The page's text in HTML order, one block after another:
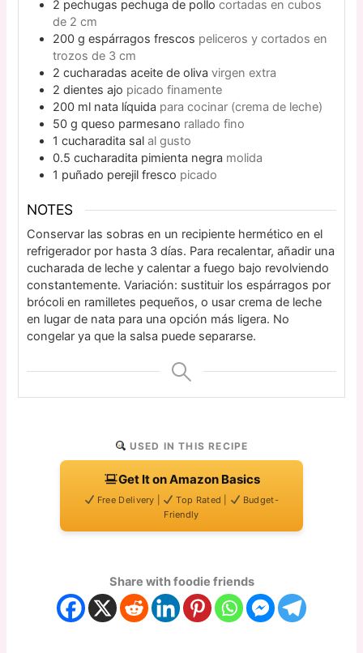
2 pechugas pechuga de pollo cortadas en cubos
de 2 cm
200 g espárragos frescos peliceros y cortados en
trozos de 3 cm
2 cucharadas aceite de oliva virgen extra
2 dientes ajo picado finamente
200 ml nata líquida para cocinar (crema de leche)
50 g queso parmesano rallado fino
1 cucharadita sal al gusto
0.5 cucharadita pimienta negra molida
1 puñado perejil fresco picado
NOTES
Conservar las sobras en un recipiente hermético en el
refrigerador por hasta 3 días. Para recalentar, añadir una
cucharada de leche y calentar a fuego bajo revolviendo
constantemente. Variación: sustituir los espárragos por
brócoli en ramilletes pequeños, o usar crema de leche
en lugar de nata para una opción más ligera. No
congelar ya que la salsa puede separarse.
USED IN THIS RECIPE
Get It on Amazon Basics
Free Delivery | Top Rated |
Budget-
Friendly
Share with foodie friends